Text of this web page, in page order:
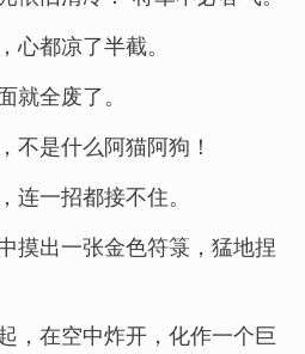
心都凉了半截。
就全废了。
不是什么阿猫阿狗！
连一招都接不住。
摸出一张金色符箓，猛地捏
，在空中炸开，化作一个巨